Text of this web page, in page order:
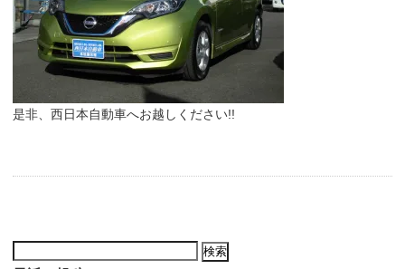
是非、西日本自動車へお越しください!!